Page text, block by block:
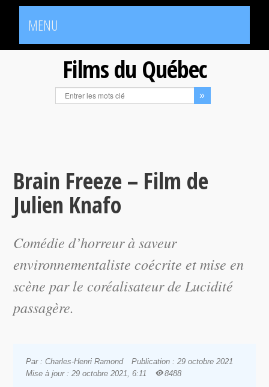
MENU
Films du Québec
Brain Freeze – Film de
Julien Knafo
Comédie d’horreur à saveur
environnementaliste coécrite et mise en
scène par le coréalisateur de Lucidité
passagère.
Par : Charles-Henri Ramond
Publication : 29 octobre 2021
Mise à jour : 29 octobre 2021, 6:11
8488